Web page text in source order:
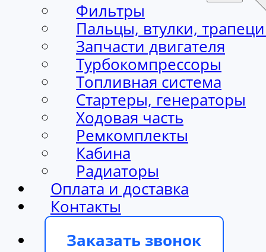
Фильтры
Пальцы, втулки,
Запчасти двигателя
Турбокомпрессоры
Топливная система
Стартеры, генераторы
Ходовая часть
Ремкомплекты
Кабина
Радиаторы
Оплата и доставка
Контакты
Заказать звонок